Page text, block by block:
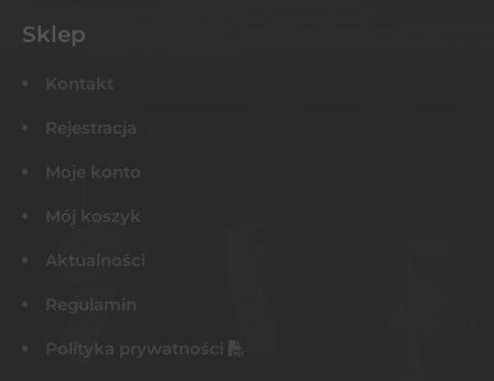
Sklep
Kontakt
Rejestracja
Moje konto
Mój koszyk
Aktualności
Regulamin
Polityka prywatności